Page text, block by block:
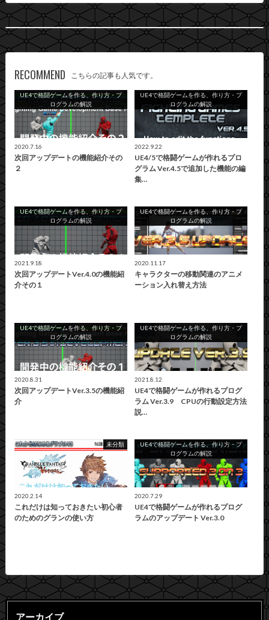
RECOMMEND こちらの記事も人気です。
UE4で格闘ゲームを作る、作り方・プ
ログラムの解説
2020.7.16
次回アップデートの機能紹介その
２
UE4で格闘ゲームを作る、作り方・プ
ログラムの解説
2022.9.22
UE4/5で格闘ゲームが作れるプロ
グラム Ver.4.5で追加した機能の編
集…
UE4で格闘ゲームを作る、作り方・プ
ログラムの解説
2021.9.18
次回アップデートVer.4.0の機能紹
介その１
UE4で格闘ゲームを作る、作り方・プ
ログラムの解説
2020.11.17
キャラクターの移動関連のアニメ
ーション入れ替え方法
UE4で格闘ゲームを作る、作り方・プ
ログラムの解説
2020.8.31
次回アップデートVer.3.5の機能紹
介
UE4で格闘ゲームを作る、作り方・プ
ログラムの解説
2021.8.12
UE4で格闘ゲームが作れるプログ
ラム Ver.3.9 CPUの行動設定方法
説…
未分類
2020.2.14
これだけは知っておきたい初心者
のためのグランの使い方
UE4で格闘ゲームを作る、作り方・プ
ログラムの解説
2020.7.29
UE4で格闘ゲームが作れるプログ
ラムのアップデート Ver.3.0
アーカイブ